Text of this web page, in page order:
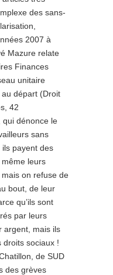
des sans-
2007 à
Mazure relate
Finances
unitaire
au départ (Droit
42
qui dénonce le
sans
payent des
leurs
on refuse de
bout, de leur
qu’ils sont
par leurs
argent, mais ils
droits sociaux !
de SUD
des grèves